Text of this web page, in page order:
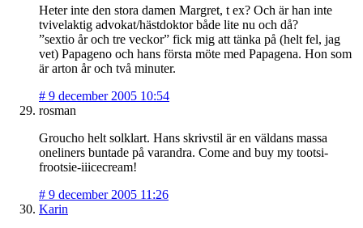
Heter inte den stora damen Margret, t ex? Och är han inte
tvivelaktig advokat/hästdoktor både lite nu och då?
”sextio år och tre veckor” fick mig att tänka på (helt fel, jag
vet) Papageno och hans första möte med Papagena. Hon som
är arton år och två minuter.
# 9 december 2005 10:54
rosman
Groucho helt solklart. Hans skrivstil är en väldans massa
oneliners buntade på varandra. Come and buy my tootsi-
frootsie-iiicecream!
# 9 december 2005 11:26
Karin